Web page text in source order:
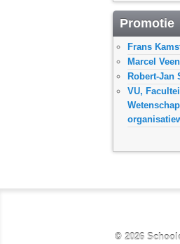
Promotie
Frans
Marcel
Robert-Jan
VU,
© 2026